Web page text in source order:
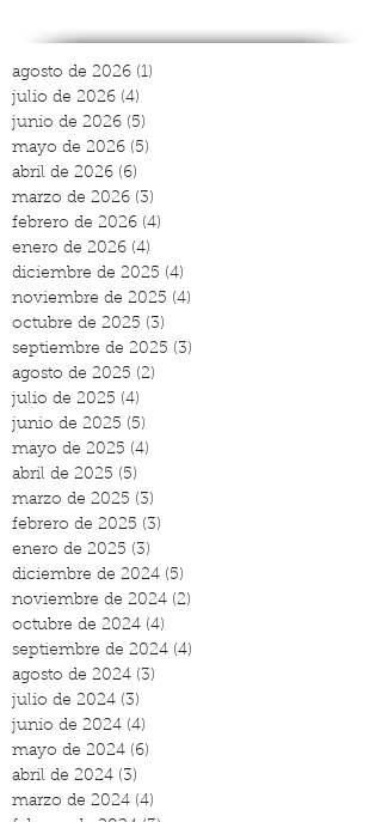
agosto de 2026 (1)
julio de 2026 (4)
junio de 2026 (5)
mayo de 2026 (5)
abril de 2026 (6)
marzo de 2026 (3)
febrero de 2026 (4)
enero de 2026 (4)
diciembre de 2025 (4)
noviembre de 2025 (4)
octubre de 2025 (3)
septiembre de 2025 (3)
agosto de 2025 (2)
julio de 2025 (4)
junio de 2025 (5)
mayo de 2025 (4)
abril de 2025 (5)
marzo de 2025 (3)
febrero de 2025 (3)
enero de 2025 (3)
diciembre de 2024 (5)
noviembre de 2024 (2)
octubre de 2024 (4)
septiembre de 2024 (4)
agosto de 2024 (3)
julio de 2024 (3)
junio de 2024 (4)
mayo de 2024 (6)
abril de 2024 (3)
marzo de 2024 (4)